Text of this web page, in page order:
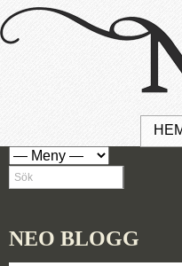
NEO BLOGG